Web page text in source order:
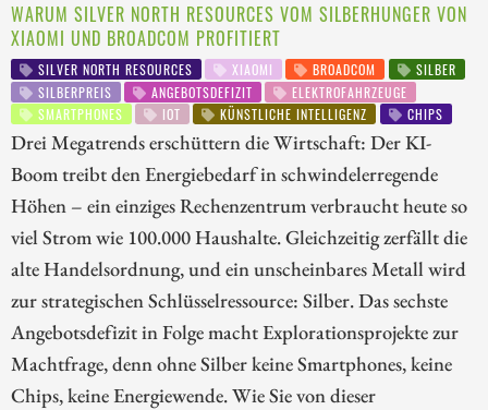
WARUM SILVER NORTH RESOURCES VOM SILBERHUNGER VON
XIAOMI UND BROADCOM PROFITIERT
SILVER NORTH RESOURCES XIAOMI BROADCOM
SILBER
SILBERPREIS
ANGEBOTSDEFIZIT
ELEKTROFAHRZEUGE
SMARTPHONES
IOT KÜNSTLICHE INTELLIGENZ CHIPS
Drei Megatrends erschüttern die Wirtschaft: Der KI-
Boom treibt den Energiebedarf in schwindelerregende
Höhen – ein einziges Rechenzentrum verbraucht heute so
viel Strom wie 100.000 Haushalte. Gleichzeitig zerfällt die
alte Handelsordnung, und ein unscheinbares Metall wird
zur strategischen Schlüsselressource: Silber. Das sechste
Angebotsdefizit in Folge macht Explorationsprojekte zur
Machtfrage, denn ohne Silber keine Smartphones, keine
Chips, keine Energiewende. Wie Sie von dieser